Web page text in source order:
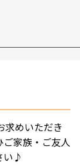
求めいただき
家族・ご友人
い♪